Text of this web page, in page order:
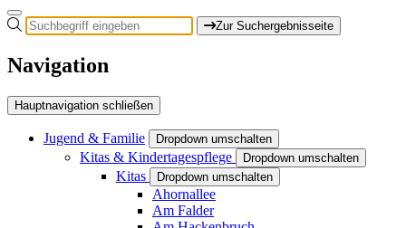
Zur Suchergebnisseite
Navigation
Hauptnavigation schließen
Jugend & Familie Dropdown umschalten
Kitas & Kindertagespflege Dropdown umschalten
Kitas Dropdown umschalten
Ahornallee
Am Falder